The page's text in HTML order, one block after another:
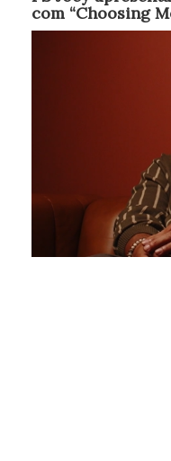
com “Choosing